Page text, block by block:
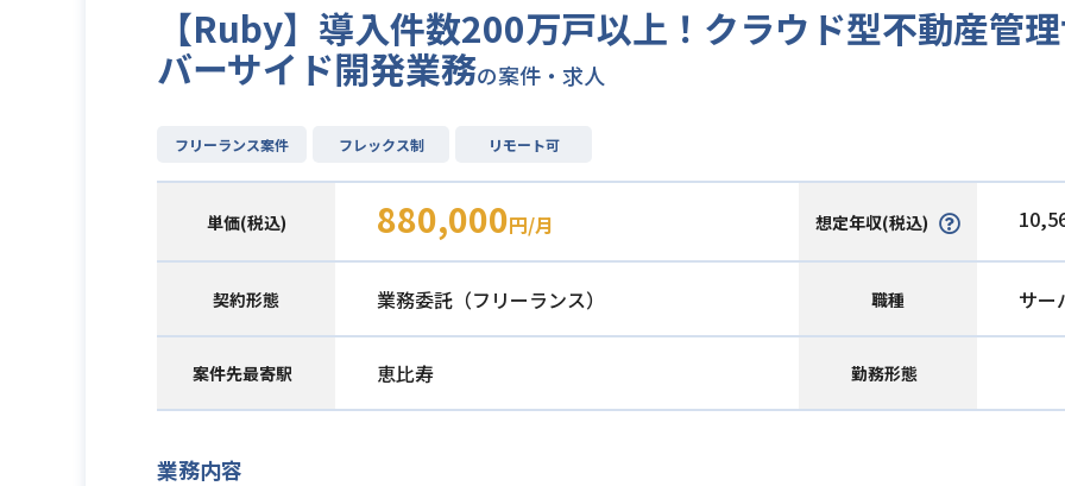
【Ruby】導入件数200万戸以上！クラウド型不動産管
バーサイド開発業務の案件・求人
フリーランス案件 フレックス制 リモート可
単価(税込) 880,000円/月 想定年収(税込)
契約形態 業務委託（フリーランス） 職種 サー
案件先最寄駅 恵比寿 勤務形態
業務内容